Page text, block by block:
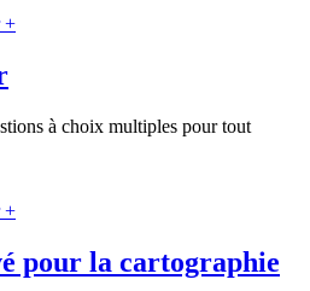
+
à choix multiples pour tout
+
pour la cartographie